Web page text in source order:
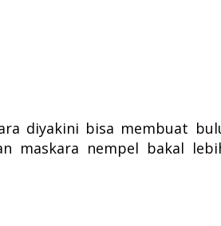
diyakini bisa membuat
maskara nempel bakal